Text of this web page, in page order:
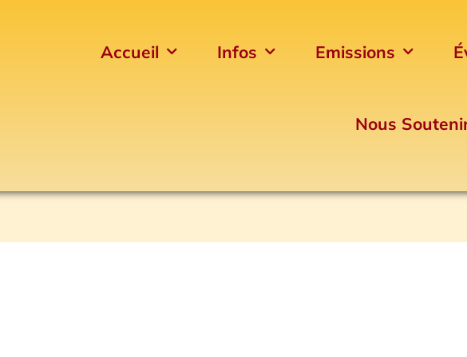
Accueil Infos Emissions
Nous